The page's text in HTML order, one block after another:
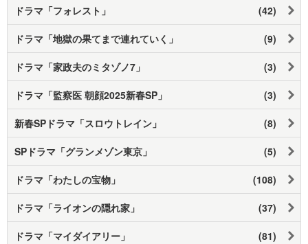
ドラマ「フォレスト」 (42)
ドラマ「地獄の果てまで連れていく」 (9)
ドラマ「家政夫のミタゾノ7」 (3)
ドラマ「監察医 朝顔2025新春SP」 (3)
新春SPドラマ「スロウトレイン」 (8)
SPドラマ「グランメゾン東京」 (5)
ドラマ「わたしの宝物」 (108)
ドラマ「ライオンの隠れ家」 (37)
ドラマ「マイダイアリー」 (81)